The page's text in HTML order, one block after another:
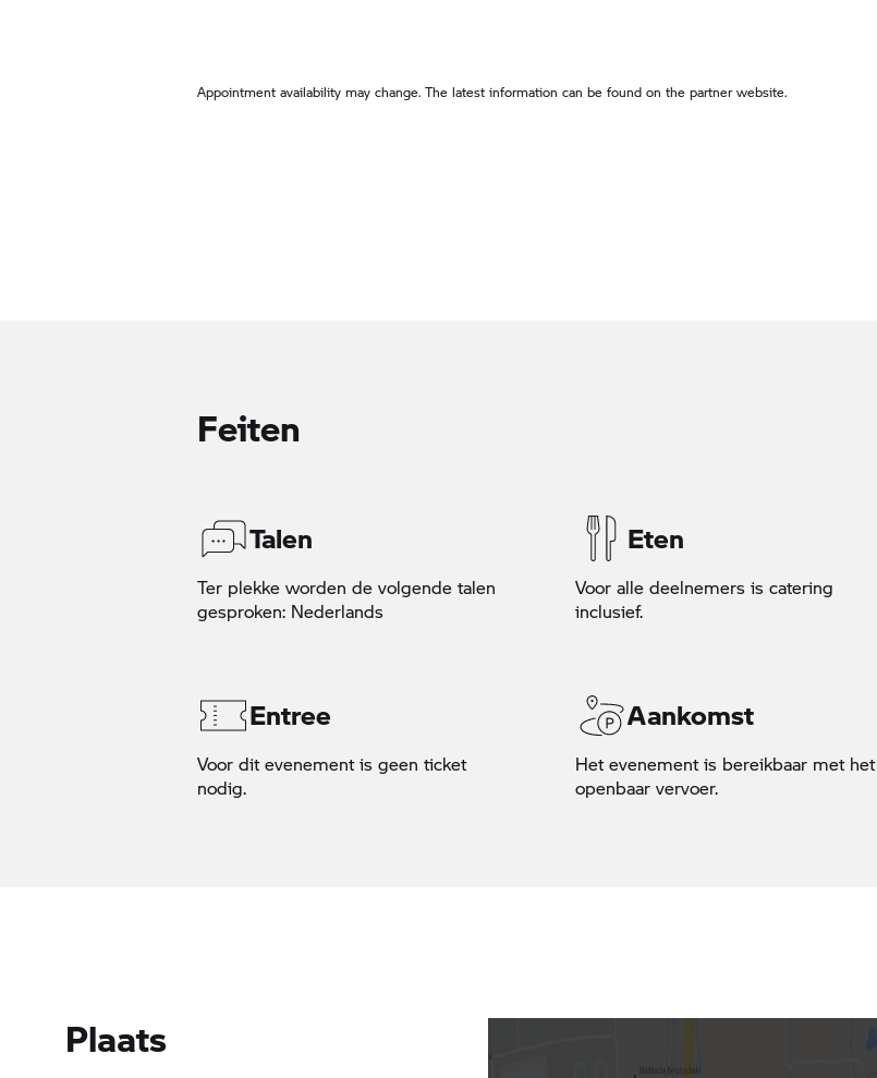
Appointment availability may change. The latest information can be found on the partner website.
Feiten
Talen
Ter plekke worden de volgende talen
gesproken: Nederlands
Eten
Voor alle deelnemers is catering
inclusief.
Entree
Voor dit evenement is geen ticket
nodig.
Aankomst
Het evenement is bereikbaar met het
openbaar vervoer.
Plaats